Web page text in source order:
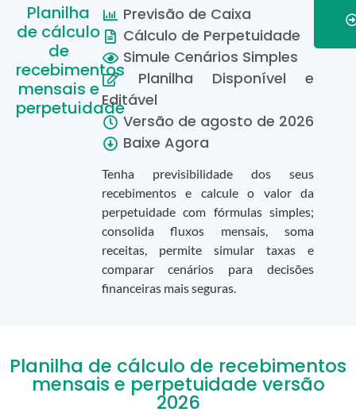
Planilha
de cálculo
de
recebimentos
mensais e
perpetuidade
Previsão de Caixa
Cálculo de Perpetuidade
Simule Cenários Simples
Planilha Disponível e
Editável
Versão de agosto de 2026
Baixe Agora
Tenha previsibilidade dos seus
recebimentos e calcule o valor da
perpetuidade com fórmulas simples;
consolida fluxos mensais, soma
receitas, permite simular taxas e
comparar cenários para decisões
financeiras mais seguras.
Planilha de cálculo de recebimentos
mensais e perpetuidade versão
2026